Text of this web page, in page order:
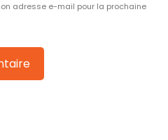
adresse e-mail pour la prochaine